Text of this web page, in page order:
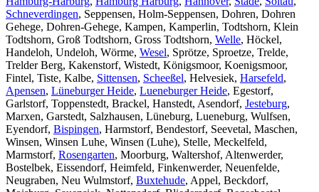
Schneverdingen, Seppensen, Holm-Seppensen, Dohren, Dohren
Gehege, Dohren-Gehege, Kampen, Kamperlin, Todtshorn, Klein
Todtshorn, Groß Todtshorn, Gross Todtshorn, Welle, Höckel,
Handeloh, Undeloh, Wörme, Wesel, Sprötze, Sproetze, Trelde,
Trelder Berg, Kakenstorf, Wistedt, Königsmoor, Koenigsmoor,
Fintel, Tiste, Kalbe, Sittensen, Scheeßel, Helvesiek, Harsefeld,
Apensen, Lüneburger Heide, Lueneburger Heide, Egestorf,
Garlstorf, Toppenstedt, Brackel, Hanstedt, Asendorf, Jesteburg,
Marxen, Garstedt, Salzhausen, Lüneburg, Lueneburg, Wulfsen,
Eyendorf, Bispingen, Harmstorf, Bendestorf, Seevetal, Maschen,
Winsen, Winsen Luhe, Winsen (Luhe), Stelle, Meckelfeld,
Marmstorf, Rosengarten, Moorburg, Waltershof, Altenwerder,
Bostelbek, Eissendorf, Heimfeld, Finkenwerder, Neuenfelde,
Neugraben, Neu Wulmstorf, Buxtehude, Appel, Beckdorf,